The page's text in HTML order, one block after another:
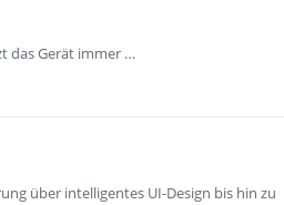
das Gerät immer …
über intelligentes UI-Design bis hin zu